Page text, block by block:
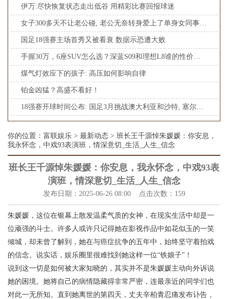
伊万:尽快恢复状态走出低谷 用精彩比赛回报球迷
女子300多天不让老公碰, 老公无奈转身爱上了单身女同事|情感故事
国足18强赛主场首秀又被看衰 数据示恐遭大败
手握30万，6座SUV怎么选？深蓝S09和理想L8谁的性价比更高？
煤气灯效应下的孩子: 高压如何影响自律
铂金凶猛？高盛不看好！
18强赛开球时间公布: 国足3月挑战澳大利亚和沙特, 塞尔吉尼奥能赶上吗?
你的位置： 富联娱乐 > 最新动态 > 班长王千源悼朱媛媛：你安息，
我永怀念，中戏93表演班，情深意切_生活_人生_信念
班长王千源悼朱媛媛：你安息，我永怀念，中戏93表
演班，情深意切_生活_人生_信念
发布日期：2025-06-26 08:00 点击次数：159
朱媛媛，这位在银幕上散发温柔气质的女神，在现实生活中却是一
位顽强的斗士。许多人或许只记得她在影视作品中如花似玉的一笑
倾城，却未曾了解到，她在与癌症抗争的五年中，始终坚守着拍戏
的信念。说实话，娱乐圈里很难找到她这样一位“铁娘子”！
说到这一切是如何被大家知晓的，其实并不是朱媛媛主动向外诉说
她的困境。她将自己的病情隐藏得非常严密，连最亲近的同学们也
对此一无所知。直到她离世的第四天，丈夫辛柏青忍痛发布讣告，